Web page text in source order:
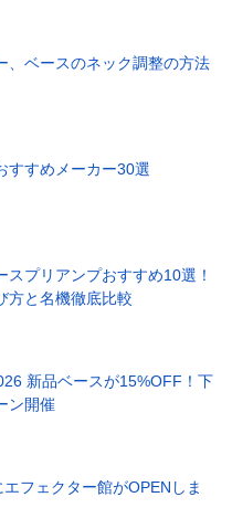
、ベースのネック調整の方法
すすめメーカー30選
スプリアンプおすすめ10選！
方と名機徹底比較
新品ベースが15%OFF！下
ン開催
フェクター館がOPENしま